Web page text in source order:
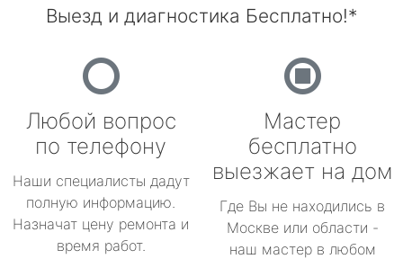
Выезд и диагностика Бесплатно!*
Любой вопрос
по телефону
Наши специалисты дадут
полную информацию.
Назначат цену ремонта и
время работ.
Мастер
бесплатно
выезжает на дом
Где Вы не находились в
Москве или области -
наш мастер в любом